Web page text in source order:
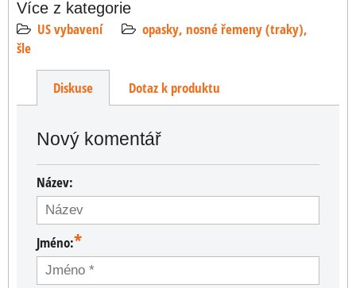
Více z kategorie
US vybavení
opasky, nosné řemeny (traky),
šle
Diskuse Dotaz k produktu
Nový komentář
Název:
Jméno:*